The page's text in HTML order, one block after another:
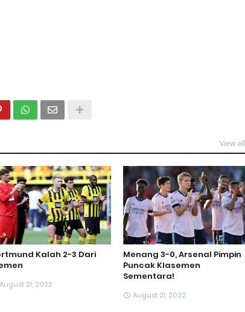
View all
Kalah 2-3 Dari
August 21, 2022
Menang 3-0, Arsenal Pimpin
Puncak Klasemen
Sementara!
August 21, 2022